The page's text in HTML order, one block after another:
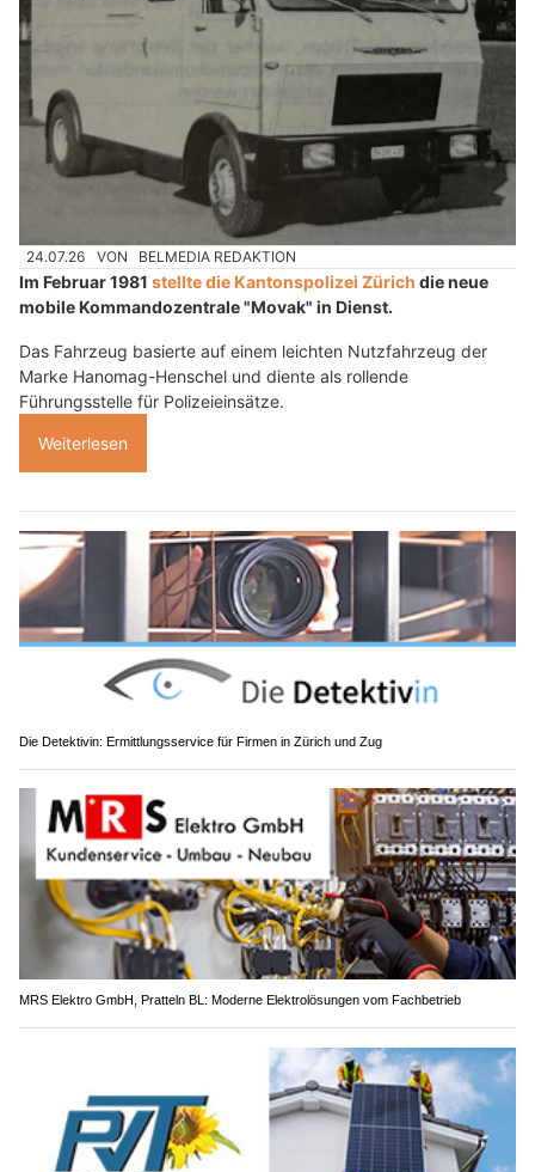
24.07.26 VON BELMEDIA REDAKTION
Im Februar 1981 stellte die Kantonspolizei Zürich die neue
mobile Kommandozentrale "Movak" in Dienst.
Das Fahrzeug basierte auf einem leichten Nutzfahrzeug der
Marke Hanomag-Henschel und diente als rollende
Führungsstelle für Polizeieinsätze.
Weiterlesen
Die Detektivin: Ermittlungsservice für Firmen in Zürich und Zug
MRS Elektro GmbH, Pratteln BL: Moderne Elektrolösungen vom Fachbetrieb